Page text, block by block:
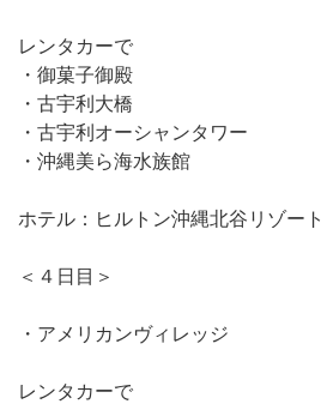
レンタカーで
・御菓子御殿
・古宇利大橋
・古宇利オーシャンタワー
・沖縄美ら海水族館
ホテル：ヒルトン沖縄北谷リゾート
＜４日目＞
・アメリカンヴィレッジ
レンタカーで